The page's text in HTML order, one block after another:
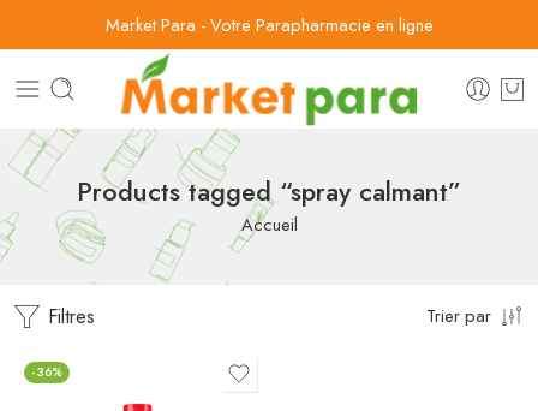
Market Para - Votre Parapharmacie en ligne
Products tagged “spray calmant”
Accueil
Filtres Trier par
-36%